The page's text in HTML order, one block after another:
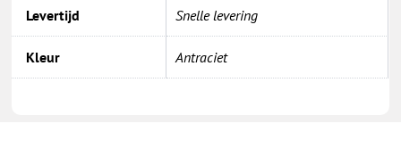
Levertijd Snelle levering
Kleur Antraciet